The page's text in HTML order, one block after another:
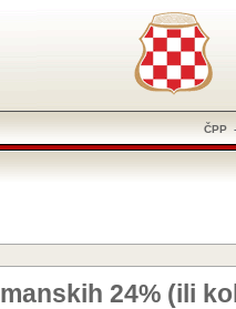
ČPP
24% (ili